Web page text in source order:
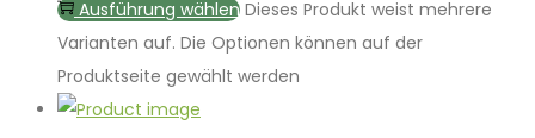
Ausführung wählen Dieses Produkt weist mehrere
Varianten auf. Die Optionen können auf der
Produktseite gewählt werden